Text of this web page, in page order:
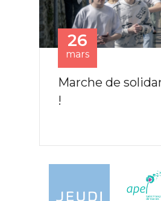
26
mars
Marche de
!